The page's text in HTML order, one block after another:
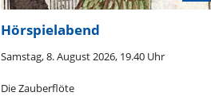
Hörspielabend
Samstag, 8. August 2026, 19.40 Uhr
Die Zauberflöte